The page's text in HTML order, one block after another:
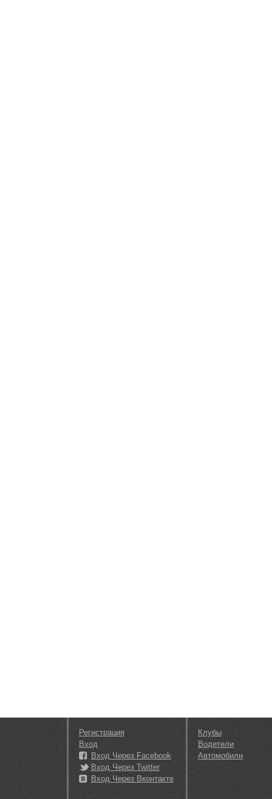
Регистрация
Вход
Вход Через Facebook
Вход Через Twitter
Вход Через Вконтакте
Клубы
Водители
Автомобили